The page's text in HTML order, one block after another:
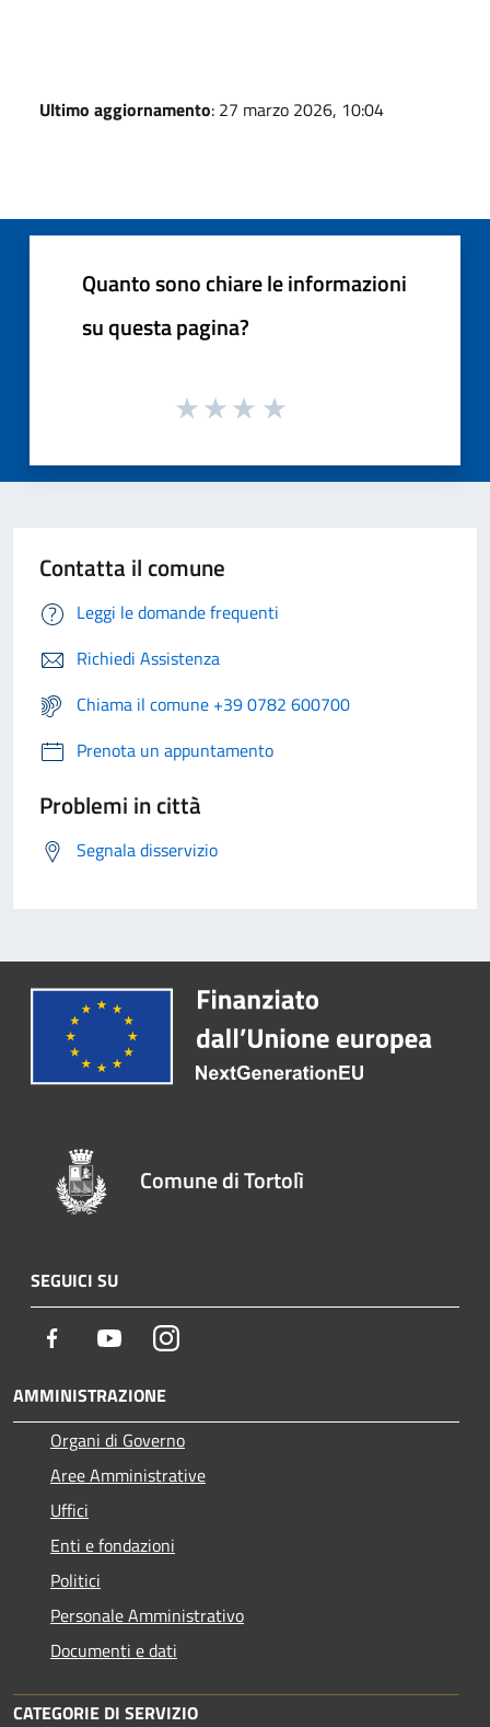
Ultimo aggiornamento: 27 marzo 2026, 10:04
Quanto sono chiare le informazioni
su questa pagina?
Contatta il comune
Leggi le domande frequenti
Richiedi Assistenza
Chiama il comune +39 0782 600700
Prenota un appuntamento
Problemi in città
Segnala disservizio
Comune di Tortolì
SEGUICI SU
Facebook YoutubeInstagram
AMMINISTRAZIONE
Organi di Governo
Aree Amministrative
Uffici
Enti e fondazioni
Politici
Personale Amministrativo
Documenti e dati
CATEGORIE DI SERVIZIO